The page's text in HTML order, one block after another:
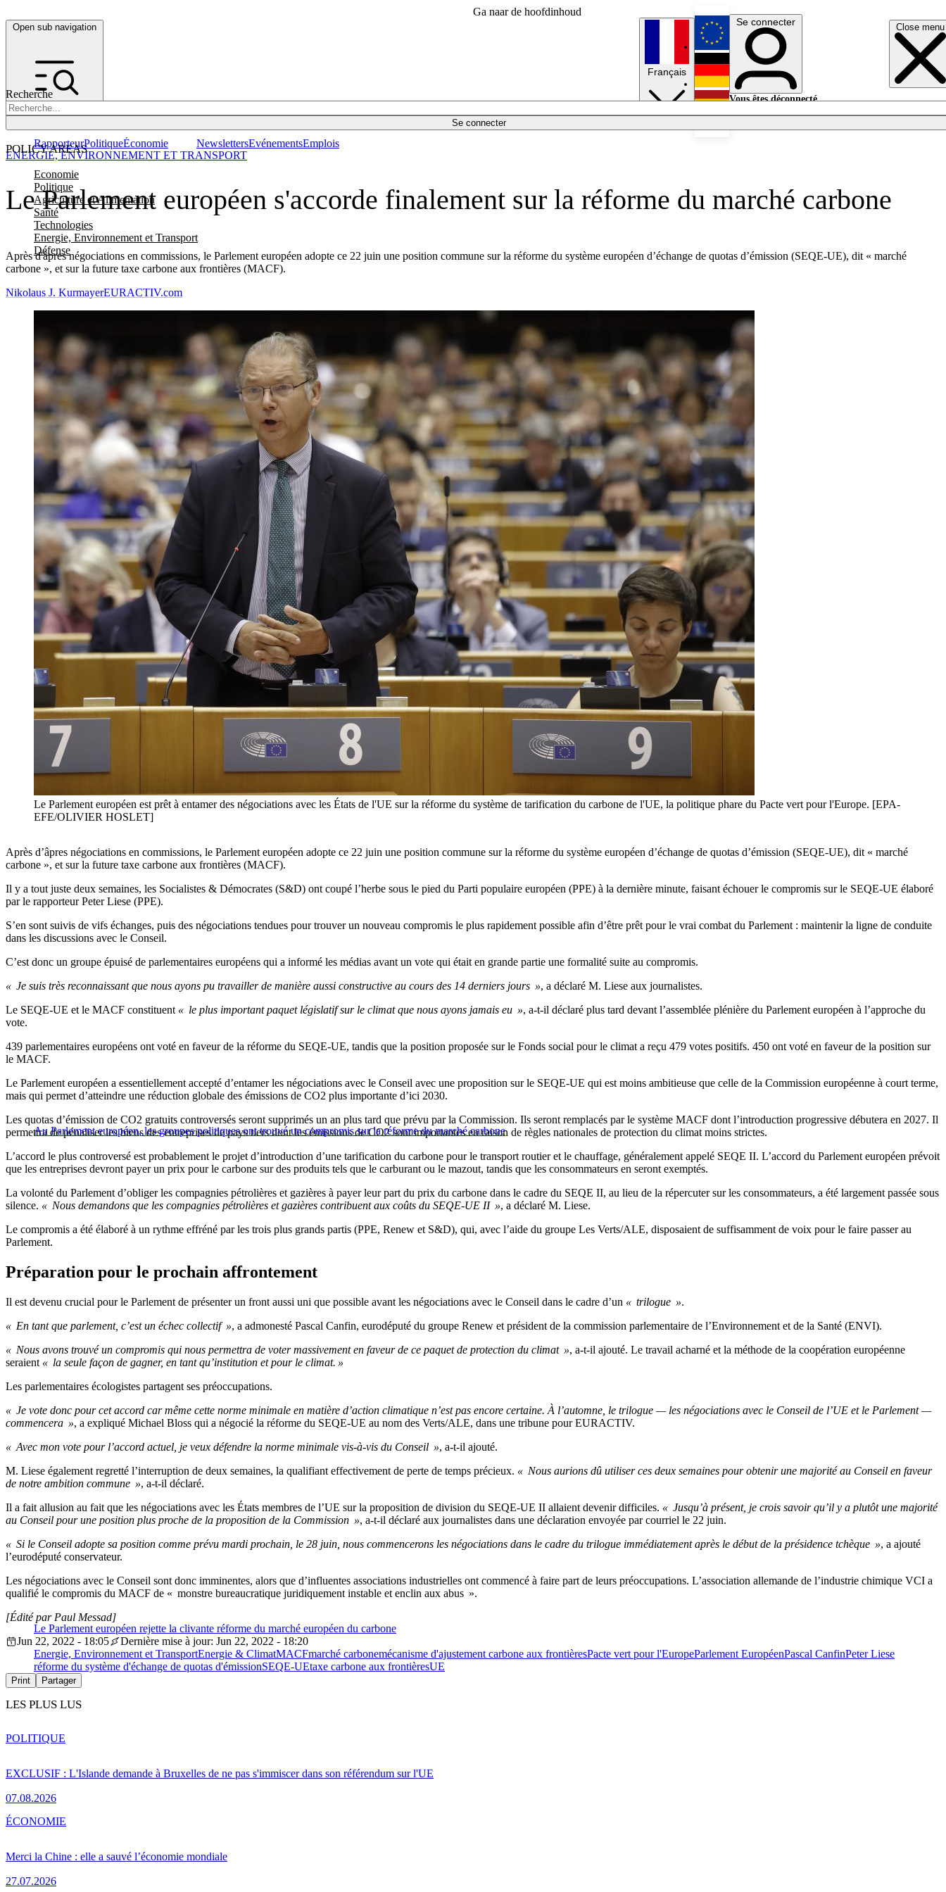
Ga naar de hoofdinhoud
Open sub navigation Close menu
Recherche
Se connecter
POLICY AREAS
Economie
Politique
Agriculture et Alimentation
Santé
Technologies
Energie, Environnement et Transport
Défense
RapporteurPolitiqueÉconomie NewslettersEvénementsEmplois
Français
English
Deutsch
Se connecter
Vous êtes déconnecté.
Le Parlement européen s'accorde finalement sur la réforme du marché carbone
Après d'âpres négociations en commissions, le Parlement européen adopte ce 22 juin une position commune sur la réforme du système européen d’échange de quotas d’émission (SEQE-UE), dit « marché
carbone », et sur la future taxe carbone aux frontières (MACF).
ENERGIE, ENVIRONNEMENT ET TRANSPORT
Nikolaus J. KurmayerEURACTIV.com
Le Parlement européen est prêt à entamer des négociations avec les États de l'UE sur la réforme du système de tarification du carbone de l'UE, la politique phare du Pacte vert pour l'Europe. [EPA-
EFE/OLIVIER HOSLET]
Après d’âpres négociations en commissions, le Parlement européen adopte ce 22 juin une position commune sur la réforme du système européen d’échange de quotas d’émission (SEQE-UE), dit « marché
carbone », et sur la future taxe carbone aux frontières (MACF).
Il y a tout juste deux semaines, les Socialistes & Démocrates (S&D) ont coupé l’herbe sous le pied du Parti populaire européen (PPE) à la dernière minute, faisant échouer le compromis sur le SEQE-UE élaboré
par le rapporteur Peter Liese (PPE).
S’en sont suivis de vifs échanges, puis des négociations tendues pour trouver un nouveau compromis le plus rapidement possible afin d’être prêt pour le vrai combat du Parlement : maintenir la ligne de conduite
dans les discussions avec le Conseil.
C’est donc un groupe épuisé de parlementaires européens qui a informé les médias avant un vote qui était en grande partie une formalité suite au compromis.
« Je suis très reconnaissant que nous ayons pu travailler de manière aussi constructive au cours des 14 derniers jours », a déclaré M. Liese aux journalistes.
Le SEQE-UE et le MACF constituent « le plus important paquet législatif sur le climat que nous ayons jamais eu », a-t-il déclaré plus tard devant l’assemblée plénière du Parlement européen à l’approche du
vote.
439 parlementaires européens ont voté en faveur de la réforme du SEQE-UE, tandis que la position proposée sur le Fonds social pour le climat a reçu 479 votes positifs. 450 ont voté en faveur de la position sur
le MACF.
Le Parlement européen a essentiellement accepté d’entamer les négociations avec le Conseil avec une proposition sur le SEQE-UE qui est moins ambitieuse que celle de la Commission européenne à court terme,
mais qui permet d’atteindre une réduction globale des émissions de CO2 plus importante d’ici 2030.
Au Parlement européen, les groupes politiques ont trouvé un compromis sur la réforme du marché carbone
Les quotas d’émission de CO2 gratuits controversés seront supprimés un an plus tard que prévu par la Commission. Ils seront remplacés par le système MACF dont l’introduction progressive débutera en 2027. Il
permettra de pénaliser les biens des entreprises de pays tiers dont les émissions de CO2 sont importantes en raison de règles nationales de protection du climat moins strictes.
L’accord le plus controversé est probablement le projet d’introduction d’une tarification du carbone pour le transport routier et le chauffage, généralement appelé SEQE II. L’accord du Parlement européen prévoit
que les entreprises devront payer un prix pour le carbone sur des produits tels que le carburant ou le mazout, tandis que les consommateurs en seront exemptés.
La volonté du Parlement d’obliger les compagnies pétrolières et gazières à payer leur part du prix du carbone dans le cadre du SEQE II, au lieu de la répercuter sur les consommateurs, a été largement passée sous
silence. « Nous demandons que les compagnies pétrolières et gazières contribuent aux coûts du SEQE-UE II », a déclaré M. Liese.
Le compromis a été élaboré à un rythme effréné par les trois plus grands partis (PPE, Renew et S&D), qui, avec l’aide du groupe Les Verts/ALE, disposaient de suffisamment de voix pour le faire passer au
Parlement.
Préparation pour le prochain affrontement
Il est devenu crucial pour le Parlement de présenter un front aussi uni que possible avant les négociations avec le Conseil dans le cadre d’un « trilogue ».
« En tant que parlement, c’est un échec collectif », a admonesté Pascal Canfin, eurodéputé du groupe Renew et président de la commission parlementaire de l’Environnement et de la Santé (ENVI).
« Nous avons trouvé un compromis qui nous permettra de voter massivement en faveur de ce paquet de protection du climat », a-t-il ajouté. Le travail acharné et la méthode de la coopération européenne
seraient « la seule façon de gagner, en tant qu’institution et pour le climat. »
Les parlementaires écologistes partagent ses préoccupations.
« Je vote donc pour cet accord car même cette norme minimale en matière d’action climatique n’est pas encore certaine. À l’automne, le trilogue — les négociations avec le Conseil de l’UE et le Parlement —
commencera », a expliqué Michael Bloss qui a négocié la réforme du SEQE-UE au nom des Verts/ALE, dans une tribune pour EURACTIV.
« Avec mon vote pour l’accord actuel, je veux défendre la norme minimale vis-à-vis du Conseil », a-t-il ajouté.
M. Liese également regretté l’interruption de deux semaines, la qualifiant effectivement de perte de temps précieux. « Nous aurions dû utiliser ces deux semaines pour obtenir une majorité au Conseil en faveur
de notre ambition commune », a-t-il déclaré.
Il a fait allusion au fait que les négociations avec les États membres de l’UE sur la proposition de division du SEQE-UE II allaient devenir difficiles. « Jusqu’à présent, je crois savoir qu’il y a plutôt une majorité
au Conseil pour une position plus proche de la proposition de la Commission », a-t-il déclaré aux journalistes dans une déclaration envoyée par courriel le 22 juin.
« Si le Conseil adopte sa position comme prévu mardi prochain, le 28 juin, nous commencerons les négociations dans le cadre du trilogue immédiatement après le début de la présidence tchèque », a ajouté
l’eurodéputé conservateur.
Les négociations avec le Conseil sont donc imminentes, alors que d’influentes associations industrielles ont commencé à faire part de leurs préoccupations. L’association allemande de l’industrie chimique VCI a
qualifié le compromis du MACF de « monstre bureaucratique juridiquement instable et enclin aux abus ».
Le Parlement européen rejette la clivante réforme du marché européen du carbone
[Édité par Paul Messad]
Jun 22, 2022 - 18:05
Dernière mise à jour: Jun 22, 2022 - 18:20
Energie, Environnement et TransportEnergie & ClimatMACFmarché carbonemécanisme d'ajustement carbone aux frontièresPacte vert pour l'EuropeParlement EuropéenPascal CanfinPeter Liese
réforme du système d'échange de quotas d'émissionSEQE-UEtaxe carbone aux frontièresUE
Print Partager
LES PLUS LUS
EXCLUSIF : L'Islande demande à Bruxelles de ne pas s'immiscer dans son référendum sur l'UE
07.08.2026
POLITIQUE
Merci la Chine : elle a sauvé l’économie mondiale
27.07.2026
ÉCONOMIE